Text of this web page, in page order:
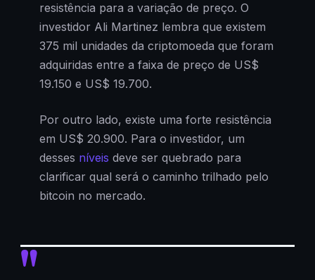
resistência para a variação de preço. O
investidor Ali Martinez lembra que existem
375 mil unidades da criptomoeda que foram
adquiridas entre a faixa de preço de US$
19.150 e US$ 19.700.
Por outro lado, existe uma forte resistência
em US$ 20.900. Para o investidor, um
desses níveis deve ser quebrado para
clarificar qual será o caminho trilhado pelo
bitcoin no mercado.